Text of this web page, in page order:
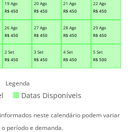
19 Ago
R$ 450
20 Ago
R$ 450
21 Ago
R$ 450
22 Ago
R$ 450
26 Ago
R$ 450
27 Ago
R$ 450
28 Ago
R$ 450
29 Ago
R$ 450
2 Set
R$ 450
3 Set
R$ 450
4 Set
R$ 450
5 Set
R$ 500
Legenda
Datas Disponíveis
neste calendário podem variar
período e demanda.